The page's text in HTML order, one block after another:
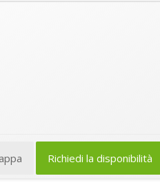
Richiedi la disponibilità